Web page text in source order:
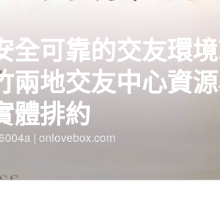
全可靠的交友環
兩地交友中心資
體排約
| onlovebox.com